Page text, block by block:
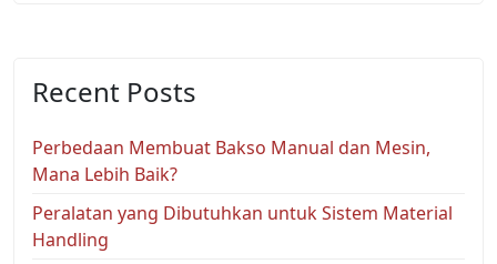
Recent Posts
Perbedaan Membuat Bakso Manual dan Mesin,
Mana Lebih Baik?
Peralatan yang Dibutuhkan untuk Sistem Material
Handling